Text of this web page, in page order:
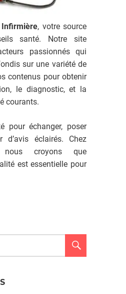
Infirmière, votre source
santé. Notre site
passionnés qui
sur une variété de
contenus pour obtenir
le diagnostic, et la
courants.
pour échanger, poser
d’avis éclairés. Chez
croyons que
est essentielle pour